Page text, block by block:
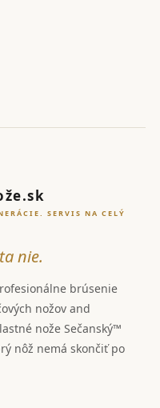
SERVIS NA CELÝ
nie.
brúsenie
nožov and
nože Sečanský™
nôž nemá skončiť po